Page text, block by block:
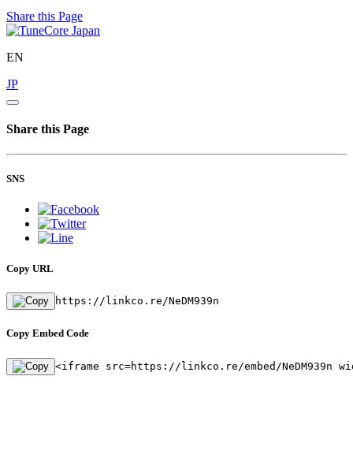
Share this Page
EN
JP
Share this Page
SNS
Copy URL
https://linkco.re/NeDM939n
Copy Embed Code
<iframe src=https://linkco.re/embed/NeDM939n